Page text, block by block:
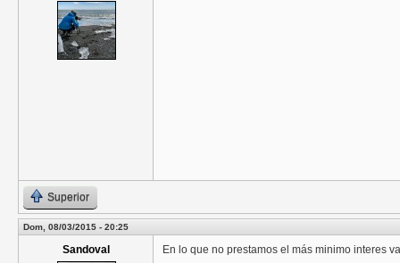
Superior
Dom, 08/03/2015 - 20:25
Sandoval En lo que no prestamos el más minimo interes